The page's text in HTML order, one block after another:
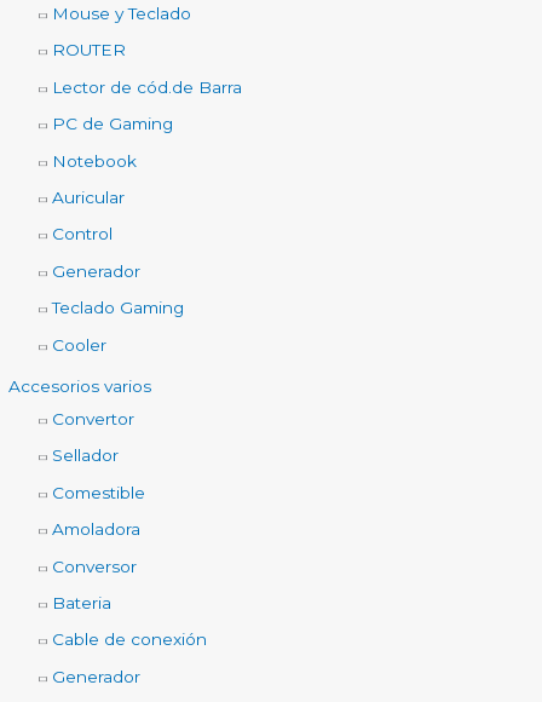
Mouse y Teclado
ROUTER
Lector de cód.de Barra
PC de Gaming
Notebook
Auricular
Control
Generador
Teclado Gaming
Cooler
Accesorios varios
Convertor
Sellador
Comestible
Amoladora
Conversor
Bateria
Cable de conexión
Generador